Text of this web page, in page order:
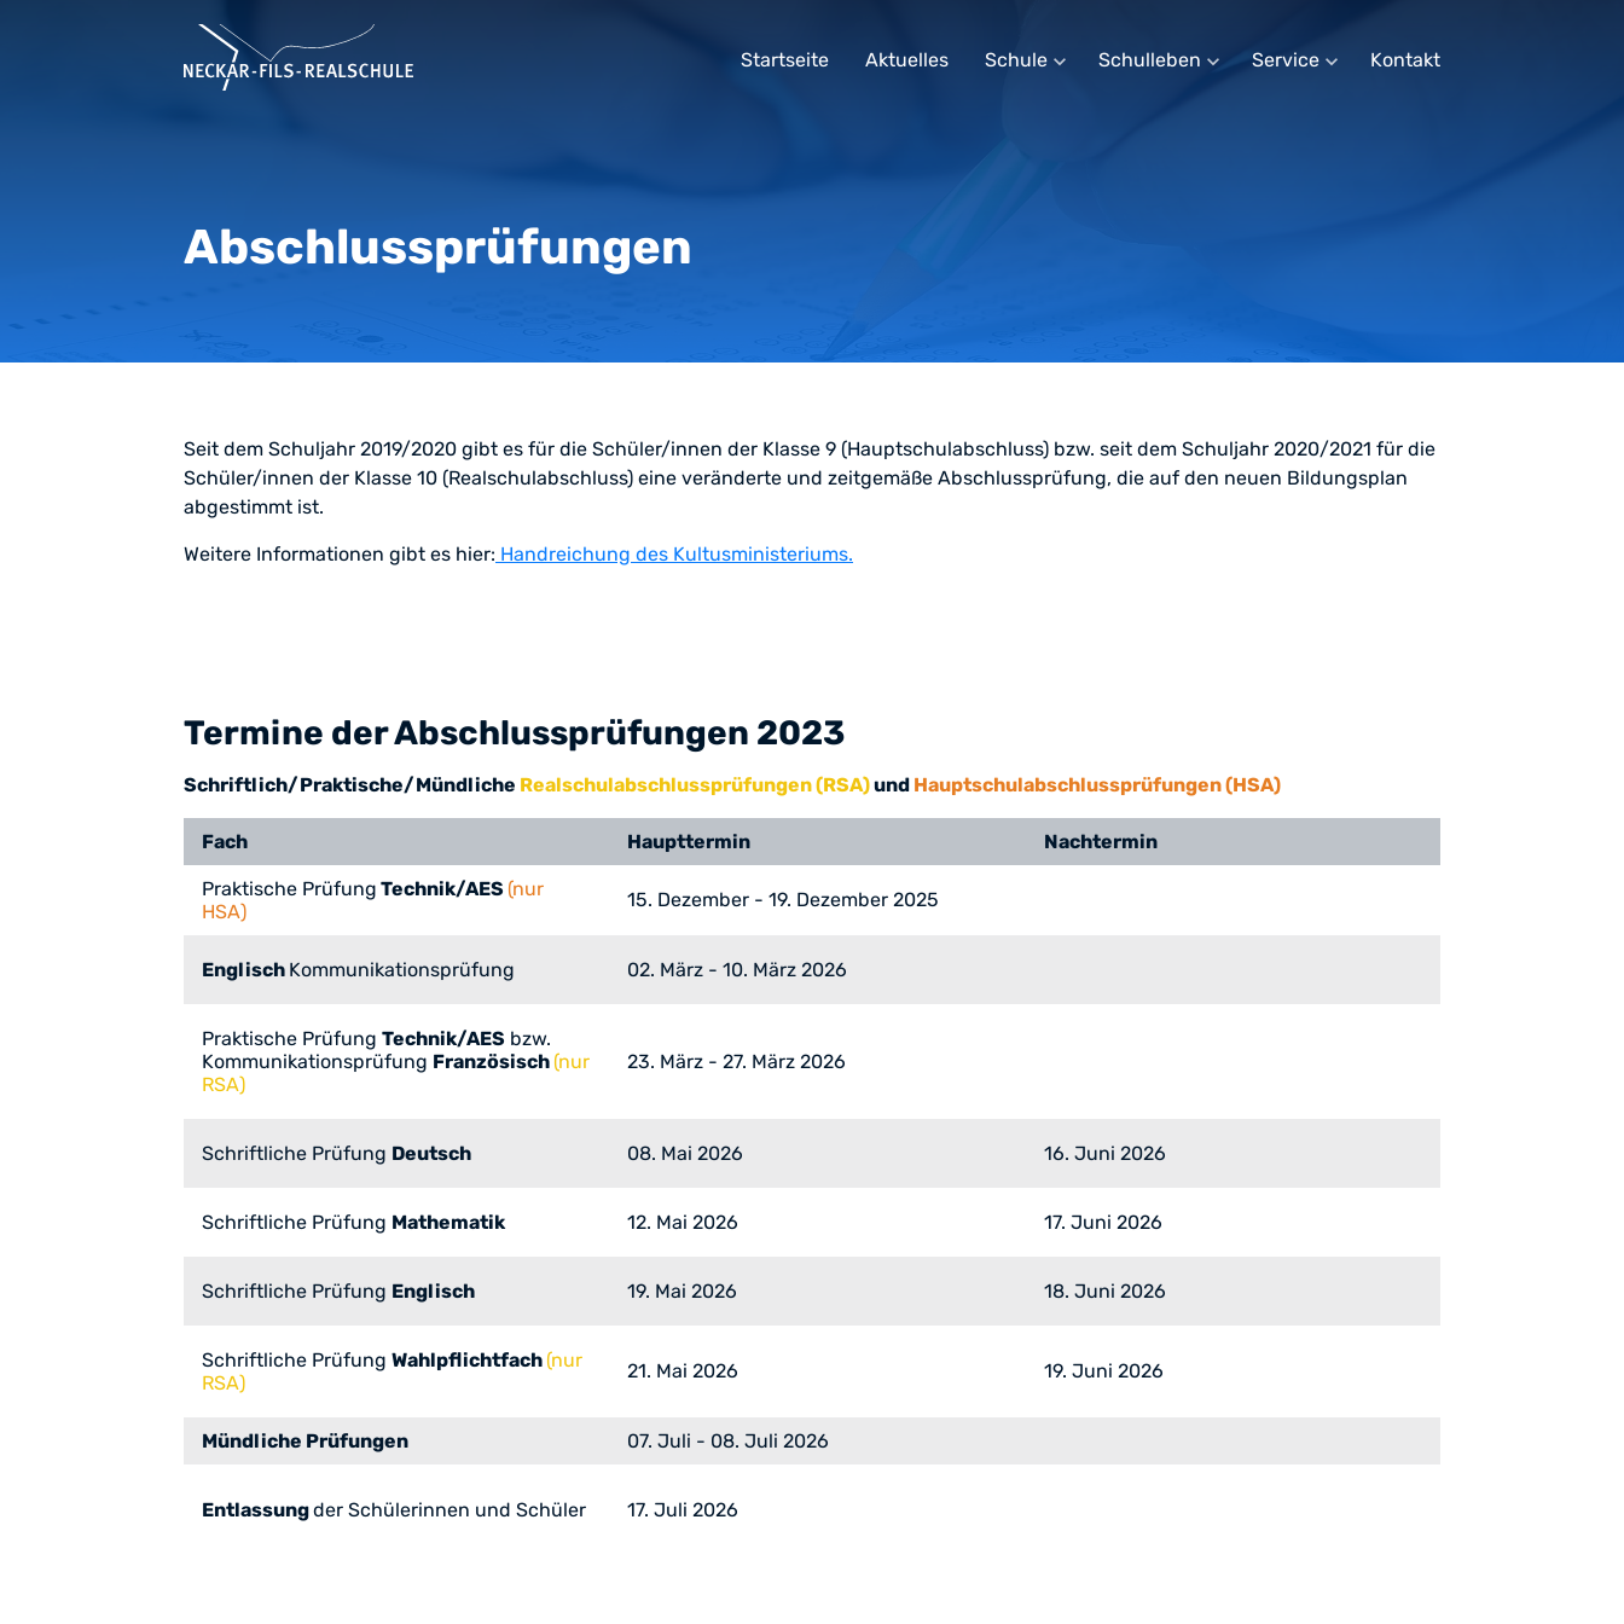
Startseite Aktuelles Schule expand_more Schulleben expand_more Service expand_more Kontakt
Abschlussprüfungen
Seit dem Schuljahr 2019/2020 gibt es für die Schüler/innen der Klasse 9 (Hauptschulabschluss) bzw. seit dem Schuljahr 2020/2021 für die
Schüler/innen der Klasse 10 (Realschulabschluss) eine veränderte und zeitgemäße Abschlussprüfung, die auf den neuen Bildungsplan
abgestimmt ist.
Weitere Informationen gibt es hier: Handreichung des Kultusministeriums.
Termine der Abschlussprüfungen 2023
Schriftlich/Praktische/Mündliche Realschulabschlussprüfungen (RSA)und Hauptschulabschlussprüfungen (HSA)
Fach Haupttermin Nachtermin
Praktische Prüfung Technik/AES (nur
HSA)
15. Dezember - 19. Dezember 2025
Englisch Kommunikationsprüfung 02. März - 10. März 2026
Praktische Prüfung Technik/AES bzw.
Kommunikationsprüfung Französisch (nur
RSA)
23. März - 27. März 2026
Schriftliche Prüfung Deutsch 08. Mai 2026 16. Juni 2026
Schriftliche Prüfung Mathematik 12. Mai 2026 17. Juni 2026
Schriftliche Prüfung Englisch 19. Mai 2026 18. Juni 2026
Schriftliche Prüfung Wahlpflichtfach (nur
RSA)
21. Mai 2026 19. Juni 2026
Mündliche Prüfungen 07. Juli - 08. Juli 2026
Entlassungder Schülerinnen und Schüler 17. Juli 2026